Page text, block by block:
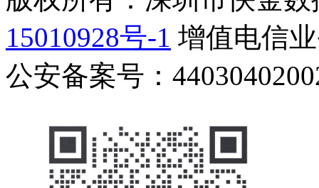
15010928号-1 增值电信
公安备案号：